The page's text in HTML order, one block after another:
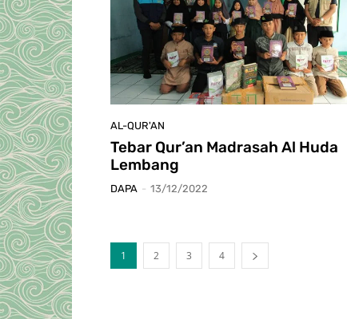
AL-QUR'AN
Tebar Qur’an Madrasah Al Huda
Lembang
DAPA - 13/12/2022
1 2 3 4